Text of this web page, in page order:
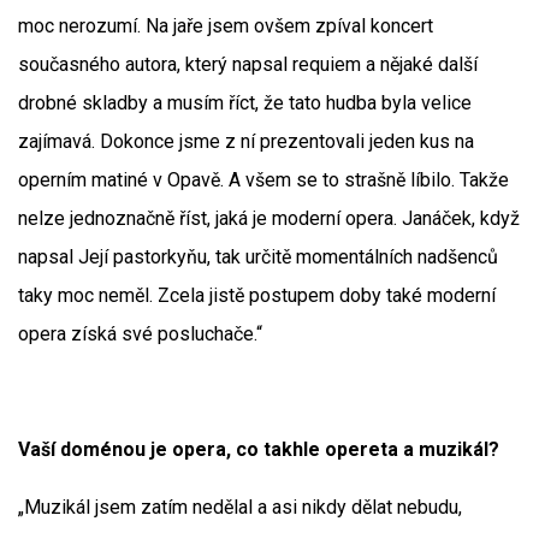
moc nerozumí. Na jaře jsem ovšem zpíval koncert
současného autora, který napsal requiem a nějaké další
drobné skladby a musím říct, že tato hudba byla velice
zajímavá. Dokonce jsme z ní prezentovali jeden kus na
operním matiné v Opavě. A všem se to strašně líbilo. Takže
nelze jednoznačně říst, jaká je moderní opera. Janáček, když
napsal Její pastorkyňu, tak určitě momentálních nadšenců
taky moc neměl. Zcela jistě postupem doby také moderní
opera získá své posluchače.“
Vaší doménou je opera, co takhle opereta a muzikál?
„Muzikál jsem zatím nedělal a asi nikdy dělat nebudu,